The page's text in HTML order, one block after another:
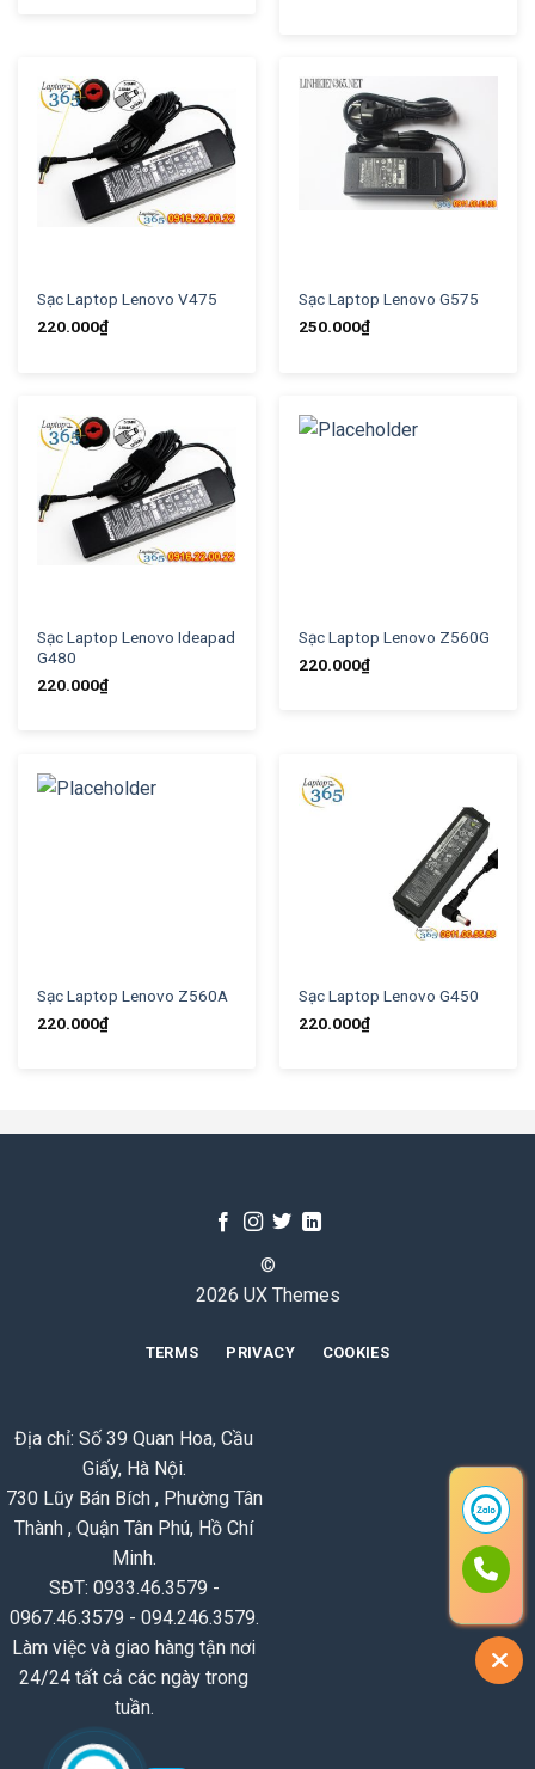
Sạc Laptop Lenovo V475
220.000₫
Sạc Laptop Lenovo G575
250.000₫
Sạc Laptop Lenovo Ideapad
G480
220.000₫
Sạc Laptop Lenovo Z560G
220.000₫
Sạc Laptop Lenovo Z560A
220.000₫
Sạc Laptop Lenovo G450
220.000₫
©
2026 UX Themes
TERMS PRIVACY COOKIES
Địa chỉ: Số 39 Quan Hoa, Cầu
Giấy, Hà Nội.
730 Lũy Bán Bích , Phường Tân
Thành , Quận Tân Phú, Hồ Chí
Minh.
SĐT: 0933.46.3579 -
0967.46.3579 - 094.246.3579.
Làm việc và giao hàng tận nơi
24/24 tất cả các ngày trong
tuần.